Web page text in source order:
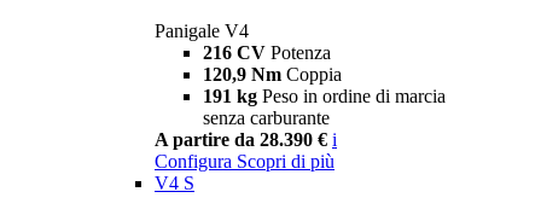
Panigale V4
216 CV Potenza
120,9 Nm Coppia
191 kg Peso in ordine di marcia
senza carburante
A partire da 28.390 € i
Configura Scopri di più
V4 S